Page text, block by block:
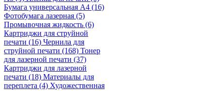
Бумага универсальная A4 (16)
Фотобумага лазерная (5)
Промывочная жидкость (6)
Картриджи для струйной
печати (16) Чернила для
струйной печати (168) Тонер
для лазерной печати (37)
Картриджи для лазерной
печати (18) Материалы для
переплета (4) Художественная